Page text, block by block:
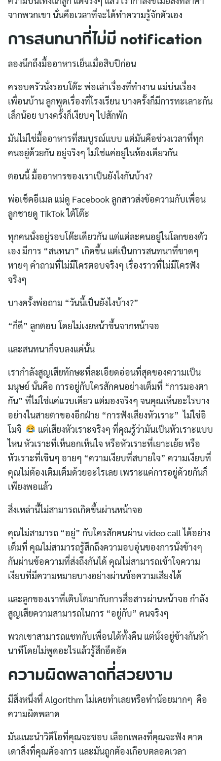
จากพวกเขา นั่นคือเวลาที่จะได้ทำความรู้จักตัวเอง
การสนทนาที่ไม่มี notification
ลองนึกถึงมื้ออาหารเย็นเมื่อสิบปีก่อน
ครอบครัวนั่งรอบโต๊ะ พ่อเล่าเรื่องที่ทำงาน แม่บ่นเรื่อง
เพื่อนบ้าน ลูกพูดเรื่องที่โรงเรียน บางครั้งก็มีการทะเลาะกัน
เล็กน้อย บางครั้งก็เงียบๆ ไปสักพัก
มันไม่ใช่มื้ออาหารที่สมบูรณ์แบบ แต่มันคือช่วงเวลาที่ทุก
คนอยู่ด้วยกัน อยู่จริงๆ ไม่ใช่แค่อยู่ในห้องเดียวกัน
ตอนนี้ มื้ออาหารของเราเป็นยังไงกันบ้าง?
พ่อเช็คอีเมล แม่ดู Facebook ลูกสาวส่งข้อความกับเพื่อน
ลูกชายดู TikTok ใต้โต๊ะ
ทุกคนนั่งอยู่รอบโต๊ะเดียวกัน แต่แต่ละคนอยู่ในโลกของตัว
เอง มีการ “สนทนา” เกิดขึ้น แต่เป็นการสนทนาที่ขาดๆ
หายๆ คำถามที่ไม่มีใครตอบจริงๆ เรื่องราวที่ไม่มีใครฟัง
จริงๆ
บางครั้งพ่อถาม “วันนี้เป็นยังไงบ้าง?”
“ก็ดี” ลูกตอบ โดยไม่เงยหน้าขึ้นจากหน้าจอ
และสนทนาก็จบลงแค่นั้น
เรากำลังสูญเสียทักษะที่ละเอียดอ่อนที่สุดของความเป็น
มนุษย์ นั่นคือ การอยู่กับใครสักคนอย่างเต็มที่ “การมองตา
กัน” ที่ไม่ใช่แค่แวบเดียว แต่มองจริงๆ จนคุณเห็นอะไรบาง
อย่างในสายตาของอีกฝ่าย “การฟังเสียงหัวเราะ” ไม่ใช่อิ
โมจิ
แต่เสียงหัวเราะจริงๆ ที่คุณรู้ว่ามันเป็นหัวเราะแบบ
ไหน หัวเราะที่เห็นอกเห็นใจ หรือหัวเราะที่เยาะเย้ย หรือ
หัวเราะที่เขินๆ อายๆ “ความเงียบที่สบายใจ” ความเงียบที่
คุณไม่ต้องเติมเต็มด้วยอะไรเลย เพราะแค่การอยู่ด้วยกันก็
เพียงพอแล้ว
สิ่งเหล่านี้ไม่สามารถเกิดขึ้นผ่านหน้าจอ
คุณไม่สามารถ “อยู่” กับใครสักคนผ่าน video call ได้อย่าง
เต็มที่ คุณไม่สามารถรู้สึกถึงความอบอุ่นของการนั่งข้างๆ
กันผ่านข้อความที่ส่งถึงกันได้ คุณไม่สามารถเข้าใจความ
เงียบที่มีความหมายบางอย่างผ่านข้อความเสียงได้
และลูกของเราที่เติบโตมากับการสื่อสารผ่านหน้าจอ กำลัง
สูญเสียความสามารถในการ “อยู่กับ” คนจริงๆ
พวกเขาสามารถแชทกับเพื่อนได้ทั้งคืน แต่นั่งอยู่ข้างกันห้า
นาทีโดยไม่พูดอะไรแล้วรู้สึกอึดอัด
ความผิดพลาดที่สวยงาม
มีสิ่งหนึ่งที่ Algorithm ไม่เคยทำเลยหรือทำน้อยมากๆ คือ
ความผิดพลาด
มันแนะนำวิดีโอที่คุณจะชอบ เลือกเพลงที่คุณจะฟัง คาด
เดาสิ่งที่คุณต้องการ และมันถูกต้องเกือบตลอดเวลา